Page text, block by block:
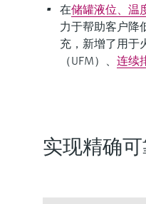
在储罐液位、温
力于帮助客户降
充，新增了用于
（UFM）、 连续
实现精确